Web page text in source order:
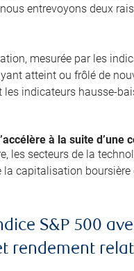
entrevoyons deux
mesurée par les
atteint ou frôlé de
indicateurs hausse-
à la suite
les secteurs de la
capitalisation boursière
S&P 500
rendement